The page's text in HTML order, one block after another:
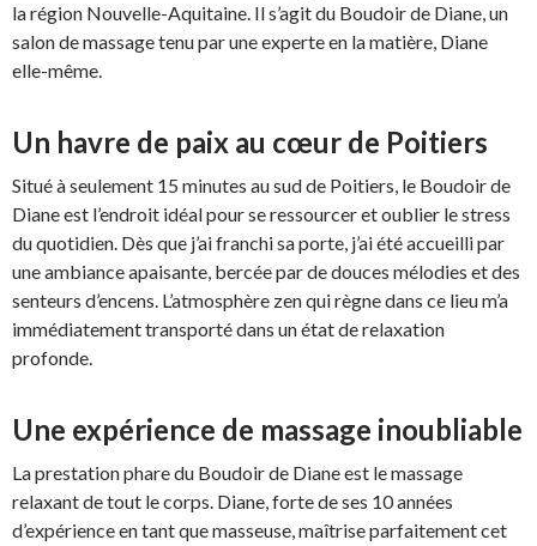
la région Nouvelle-Aquitaine. Il s’agit du Boudoir de Diane, un
salon de massage tenu par une experte en la matière, Diane
elle-même.
Un havre de paix au cœur de Poitiers
Situé à seulement 15 minutes au sud de Poitiers, le Boudoir de
Diane est l’endroit idéal pour se ressourcer et oublier le stress
du quotidien. Dès que j’ai franchi sa porte, j’ai été accueilli par
une ambiance apaisante, bercée par de douces mélodies et des
senteurs d’encens. L’atmosphère zen qui règne dans ce lieu m’a
immédiatement transporté dans un état de relaxation
profonde.
Une expérience de massage inoubliable
La prestation phare du Boudoir de Diane est le massage
relaxant de tout le corps. Diane, forte de ses 10 années
d’expérience en tant que masseuse, maîtrise parfaitement cet